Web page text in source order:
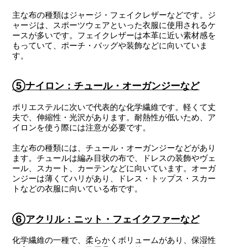
主な布の種類はジャージ・フェイクレザーなどです。ジ
ャージは、スポーツウェアといった衣服に使用されるケ
ースが多いです。フェイクレザーは本革に近い素材感を
もっていて、ポーチ・バッグや装飾などに向いていま
す。
⑤ナイロン：チュール・オーガンジーなど
ポリエステルに次いで代表的な化学繊維です。軽くて丈
夫で、伸縮性・光沢があります。耐熱性が低いため、ア
イロンを使う際には注意が必要です。
主な布の種類には、チュール・オーガンジーなどがあり
ます。チュールは編み目状の布で、ドレスの装飾やヴェ
ール、スカート、カーテンなどに向いています。オーガ
ンジーは薄くてハリがあり、ドレス・トップス・スカー
トなどの衣服に向いている布です。
⑥アクリル：ニット・フェイクファーなど
化学繊維の一種で、柔らかくボリュームがあり、保湿性